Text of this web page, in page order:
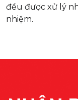
đều được xử lý
nhiệm.